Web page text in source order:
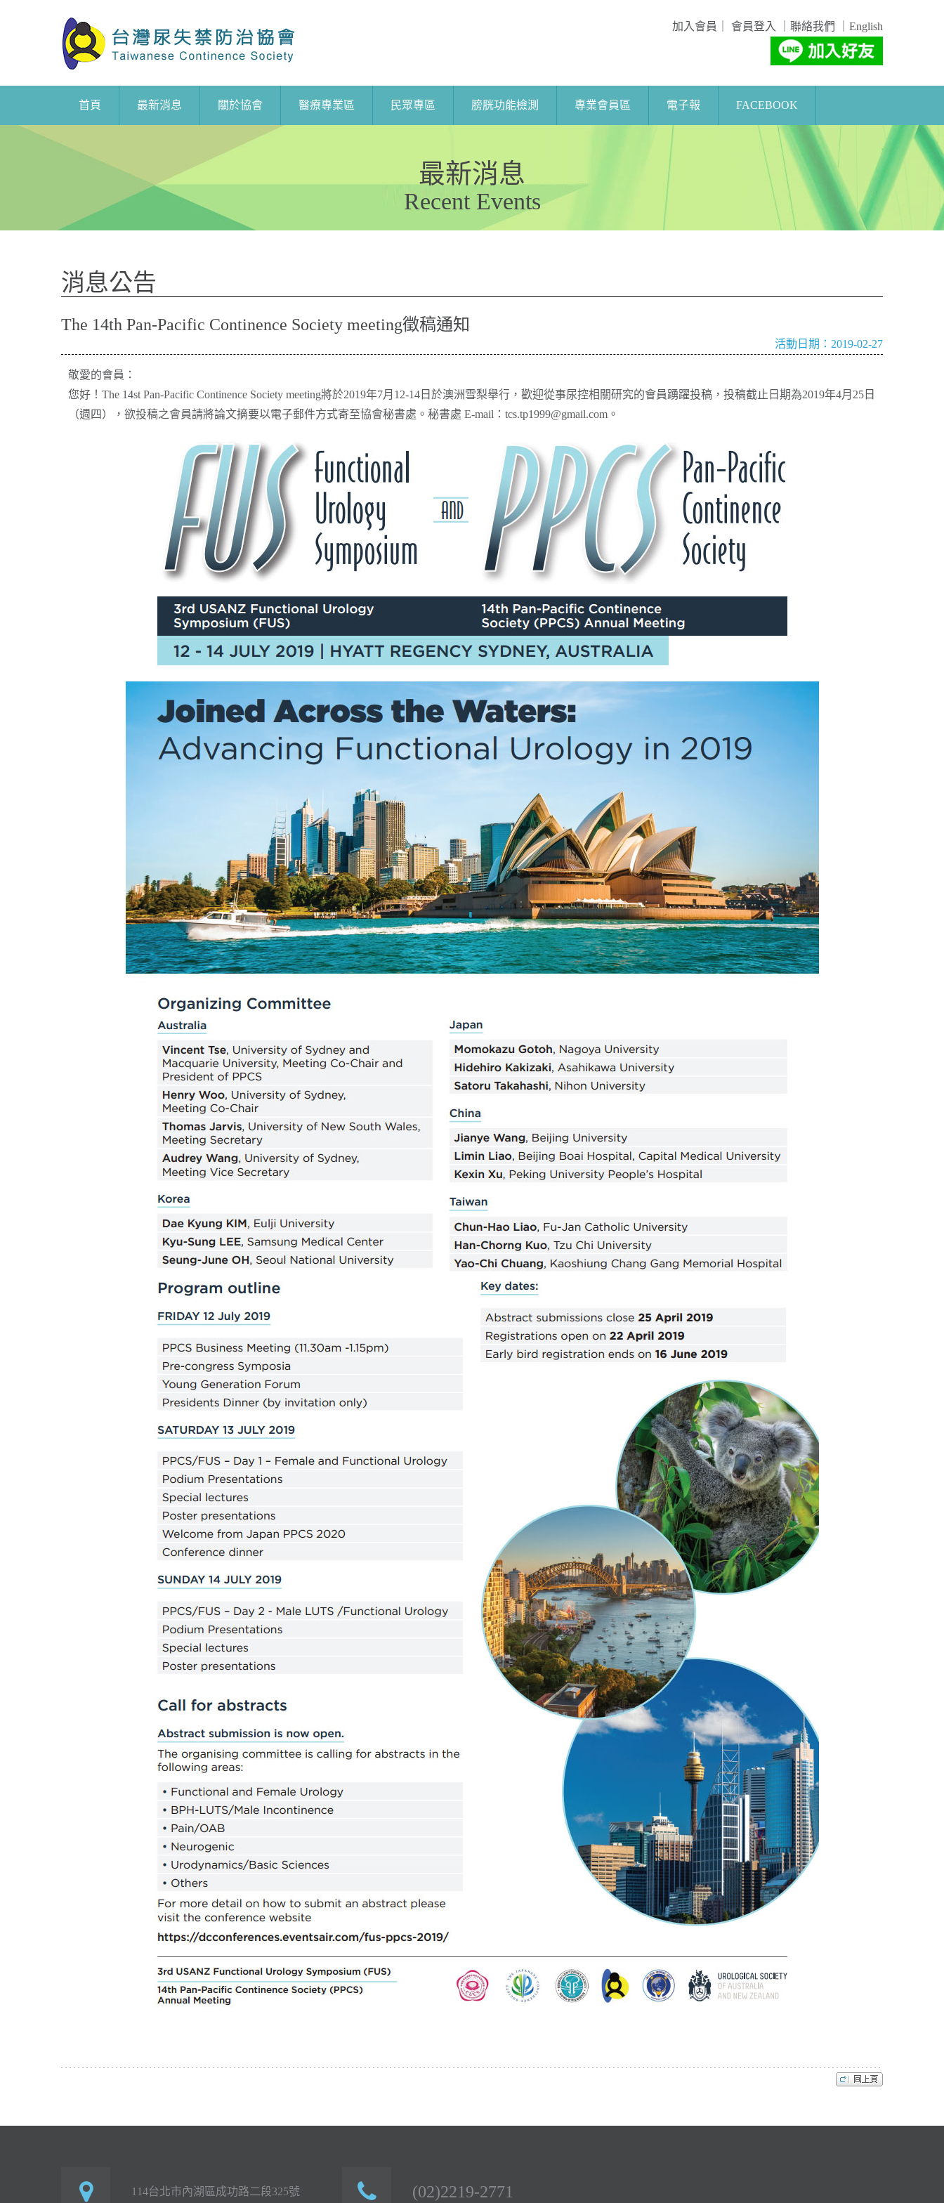
加入會員 會員登入 聯絡我們 English
首頁 最新消息 關於協會 醫療專業區 民眾專區 膀胱功能檢測 專業會員區 電子報 FACEBOOK
最新消息
Recent Events
消息公告
The 14th Pan-Pacific Continence Society meeting徵稿通知
活動日期：2019-02-27
敬愛的會員：
您好！The 14st Pan-Pacific Continence Society meeting將於2019年7月12-14日於澳洲雪梨舉行，歡迎從事尿控相關研究的會員踴躍投稿，投稿截止日期為2019年4月25日
（週四），欲投稿之會員請將論文摘要以電子郵件方式寄至協會秘書處。秘書處 E-mail： tcs.tp1999@gmail.com 。
114台北市內湖區成功路二段325號 (02)2219-2771